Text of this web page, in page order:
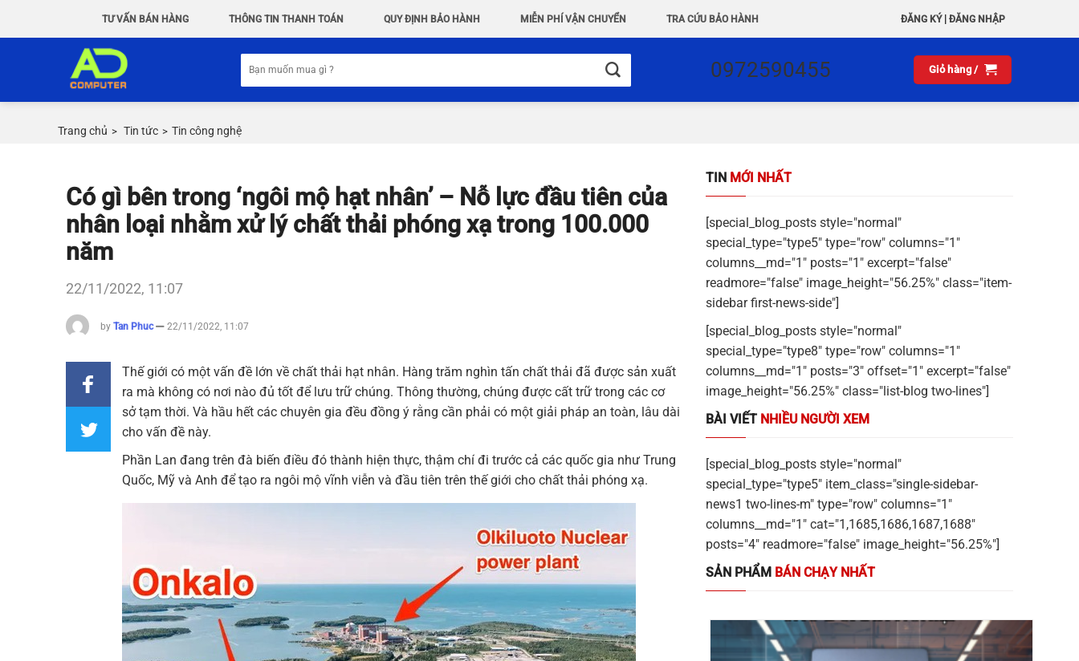
TƯ VẤN BÁN HÀNG THÔNG TIN THANH TOÁN QUY ĐỊNH BẢO HÀNH MIỄN PHÍ VẬN CHUYỂN TRA CỨU BẢO HÀNH ĐĂNG KÝ| ĐĂNG NHẬP
kiếm:
0972590455 Giỏ hàng /
Trang chủ > Tin tức > Tin công nghệ
Có gì bên trong ‘ngôi mộ hạt nhân’ – Nỗ lực đầu tiên của
nhân loại nhằm xử lý chất thải phóng xạ trong 100.000
năm
22/11/2022, 11:07
by Tan Phuc 22/11/2022, 11:07
Thế giới có một vấn đề lớn về chất thải hạt nhân. Hàng trăm nghìn tấn chất thải đã được sản xuất
ra mà không có nơi nào đủ tốt để lưu trữ chúng. Thông thường, chúng được cất trữ trong các cơ
sở tạm thời. Và hầu hết các chuyên gia đều đồng ý rằng cần phải có một giải pháp an toàn, lâu dài
cho vấn đề này.
Phần Lan đang trên đà biến điều đó thành hiện thực, thậm chí đi trước cả các quốc gia như Trung
Quốc, Mỹ và Anh để tạo ra ngôi mộ vĩnh viễn và đầu tiên trên thế giới cho chất thải phóng xạ.
TIN MỚI NHẤT
[special_blog_posts style="normal"
special_type="type5" type="row" columns="1"
columns__md="1" posts="1" excerpt="false"
readmore="false" image_height="56.25%" class="item-
sidebar first-news-side"]
[special_blog_posts style="normal"
special_type="type8" type="row" columns="1"
columns__md="1" posts="3" offset="1" excerpt="false"
image_height="56.25%" class="list-blog two-lines"]
BÀI VIẾT NHIỀU NGƯỜI XEM
[special_blog_posts style="normal"
special_type="type5" item_class="single-sidebar-
news1 two-lines-m" type="row" columns="1"
columns__md="1" cat="1,1685,1686,1687,1688"
posts="4" readmore="false" image_height="56.25%"]
SẢN PHẨM BÁN CHẠY NHẤT